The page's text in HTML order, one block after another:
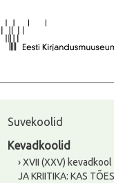
Suvekoolid
Kevadkoolid
› XVII (XXV)
JA KRIITIKA: KAS